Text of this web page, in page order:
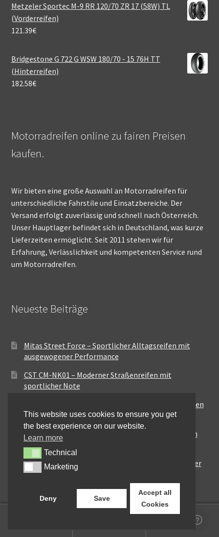
Metzeler Sportec M-9 RR 120/70 ZR 17 (58W) TL
(Vorderreifen)
121.39€
Bridgestone G 722 G WSW 180/70 - 15 76H TT
(Hinterreifen)
182.58€
Motorradreifen online zu fairen Preisen
kaufen.
Wir bieten eine große Auswahl an Motorradreifen für
unterschiedliche Fahrstile und Einsatzbereiche. Der
Versand erfolgt zuverlässig und schnell nach Österreich.
Unser Hauptlager befindet sich in Deutschland, was kurze
Lieferzeiten ermöglicht. Seit 2011 stehen wir für
Erfahrung, Verlässlichkeit und kompetenten Service rund
um Motorradreifen.
Neueste Beiträge
Mitas Street Force – Sportlicher Alltagsreifen mit
ausgewogener Performance
CST CM-NK01 – Moderner Straßenreifen mit
sportlicher Note
Maxxis MA-ST3 – Ausgewogener Sport-Touring-Reifen
für vielseitige Einsätze
Pirelli City Demon – Zuverlässigkeit für den urbanen
Alltag
Metzeler Perfect ME77 – Klassische Optik mit solider
Straßenperformance
This website uses cookies to ensure you get
the best experience on our website.
Learn more
TechnicalTechnical
MarketingMarketing
Deny Save
Accept all
Cookies